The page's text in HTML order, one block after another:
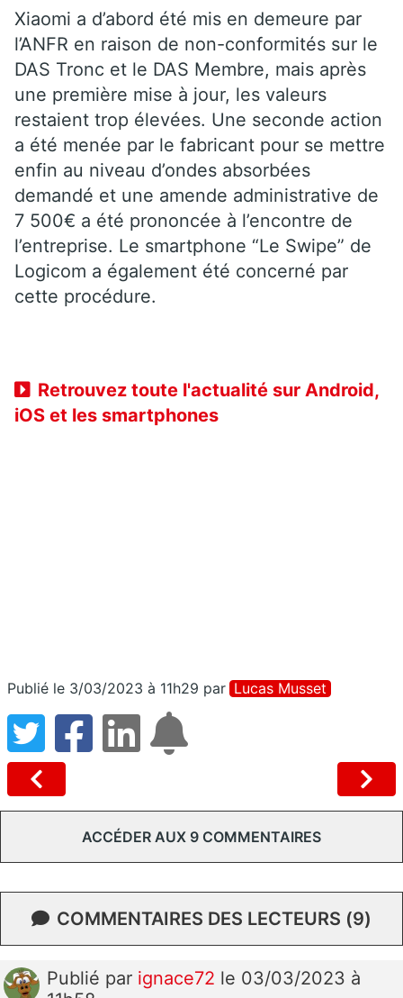
Xiaomi a d’abord été mis en demeure par
l’ANFR en raison de non-conformités sur le
DAS Tronc et le DAS Membre, mais après
une première mise à jour, les valeurs
restaient trop élevées. Une seconde action
a été menée par le fabricant pour se mettre
enfin au niveau d’ondes absorbées
demandé et une amende administrative de
7 500€ a été prononcée à l’encontre de
l’entreprise. Le smartphone “Le Swipe” de
Logicom a également été concerné par
cette procédure.
Retrouvez toute l'actualité sur Android,
iOS et les smartphones
Publié le 3/03/2023 à 11h29 par Lucas Musset
ACCÉDER AUX 9 COMMENTAIRES
COMMENTAIRES DES LECTEURS (9)
Publié par ignace72 le 03/03/2023 à